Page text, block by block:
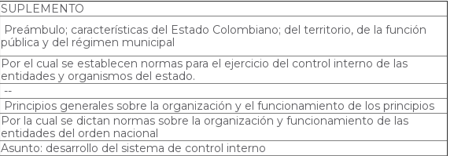
SUPLEMENTO
Preámbulo; características del Estado Colombiano; del territorio, de la función
pública y del régimen municipal
Por el cual se establecen normas para el ejercicio del control interno de las
entidades y organismos del estado.
--
Principios generales sobre la organización y el funcionamiento de los principios
Por la cual se dictan normas sobre la organización y funcionamiento de las
entidades del orden nacional
Asunto: desarrollo del sistema de control interno